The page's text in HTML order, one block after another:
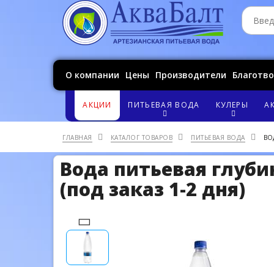
О компании Цены Производители
АКЦИИ ПИТЬЕВАЯ ВОДА КУЛЕРЫ
ГЛАВНАЯ КАТАЛОГ ТОВАРОВ ПИТЬЕВАЯ ВОДА
Вода питьевая
(под заказ 1-2 дня)